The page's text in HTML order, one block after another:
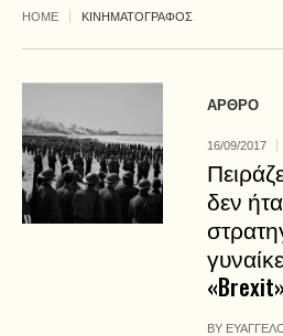
HOME ΚΙΝΗΜΑΤΟΓΡΑΦΟΣ
ΑΡΘΡΟ
16/09/2017
δεν
BY